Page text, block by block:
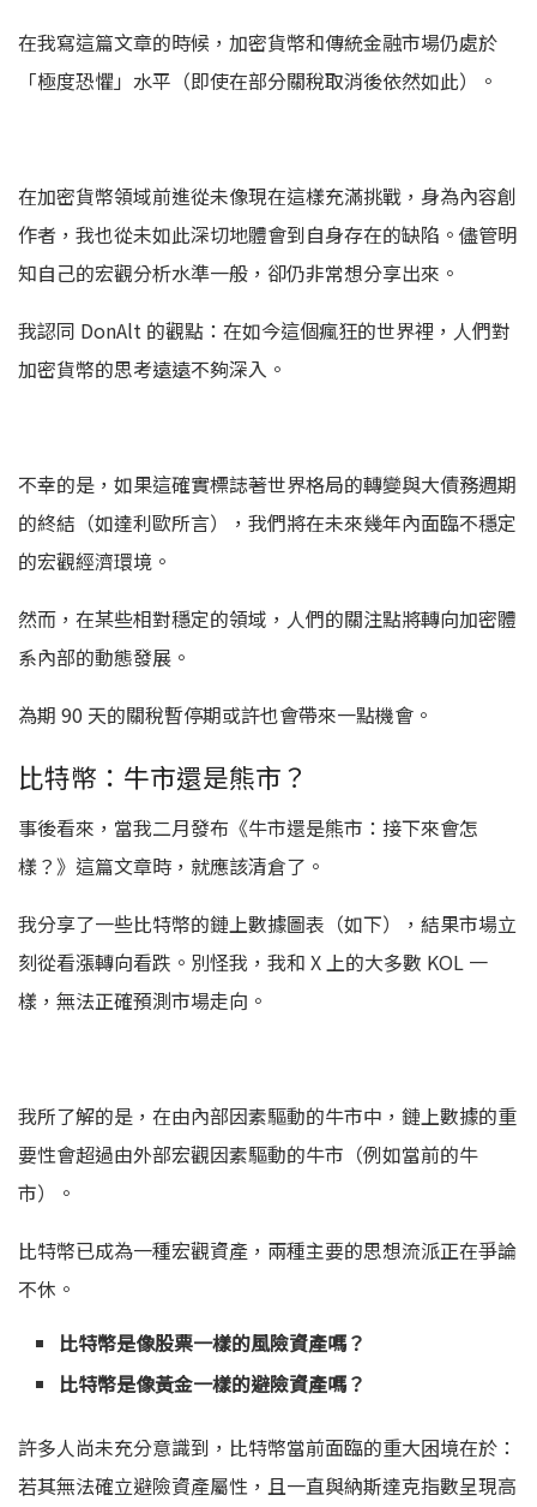
在我寫這篇文章的時候，加密貨幣和傳統金融市場仍處於
「極度恐懼」水平（即使在部分關稅取消後依然如此）。
在加密貨幣領域前進從未像現在這樣充滿挑戰，身為內容創
作者，我也從未如此深切地體會到自身存在的缺陷。儘管明
知自己的宏觀分析水準一般，卻仍非常想分享出來。
我認同 DonAlt 的觀點：在如今這個瘋狂的世界裡，人們對
加密貨幣的思考遠遠不夠深入。
不幸的是，如果這確實標誌著世界格局的轉變與大債務週期
的終結（如達利歐所言），我們將在未來幾年內面臨不穩定
的宏觀經濟環境。
然而，在某些相對穩定的領域，人們的關注點將轉向加密體
系內部的動態發展。
為期 90 天的關稅暫停期或許也會帶來一點機會。
比特幣：牛市還是熊市？
事後看來，當我二月發布《牛市還是熊市：接下來會怎
樣？》這篇文章時，就應該清倉了。
我分享了一些比特幣的鏈上數據圖表（如下），結果市場立
刻從看漲轉向看跌。別怪我，我和 X 上的大多數 KOL 一
樣，無法正確預測市場走向。
我所了解的是，在由內部因素驅動的牛市中，鏈上數據的重
要性會超過由外部宏觀因素驅動的牛市（例如當前的牛
市）。
比特幣已成為一種宏觀資產，兩種主要的思想流派正在爭論
不休。
比特幣是像股票一樣的風險資產嗎？
比特幣是像黃金一樣的避險資產嗎？
許多人尚未充分意識到，比特幣當前面臨的重大困境在於：
若其無法確立避險資產屬性，且一直與納斯達克指數呈現高